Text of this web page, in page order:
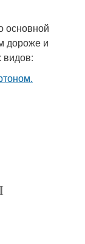
основной
дороже и
видов: